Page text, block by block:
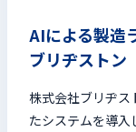
AIによる製造
ブリヂストン
株式会社ブリヂス
たシステムを導入